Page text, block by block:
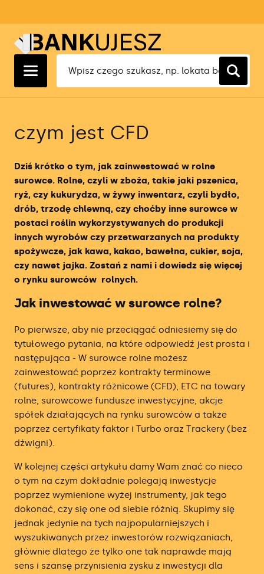
czym jest CFD
Dziś krótko o tym, jak zainwestować w rolne
surowce. Rolne, czyli w zboża, takie jaki pszenica,
ryż, czy kukurydza, w żywy inwentarz, czyli bydło,
drób, trzodę chlewną, czy choćby inne surowce w
postaci roślin wykorzystywanych do produkcji
innych wyrobów czy przetwarzanych na produkty
spożywcze, jak kawa, kakao, bawełna, cukier, soja,
czy nawet jajka. Zostań z nami i dowiedz się więcej
o rynku surowców rolnych.
Jak inwestować w surowce rolne?
Po pierwsze, aby nie przeciągać odniesiemy się do
tytułowego pytania, na które odpowiedź jest prosta i
następująca - W surowce rolne możesz
zainwestować poprzez kontrakty terminowe
(futures), kontrakty różnicowe (CFD), ETC na towary
rolne, surowcowe fundusze inwestycyjne, akcje
spółek działających na rynku surowców a także
poprzez certyfikaty faktor i Turbo oraz Trackery (bez
dźwigni).
W kolejnej części artykułu damy Wam znać co nieco
o tym na czym dokładnie polegają inwestycje
poprzez wymienione wyżej instrumenty, jak tego
dokonać, czy się one od siebie różnią. Skupimy się
jednak jedynie na tych najpopularniejszych i
wyszukiwanych przez inwestorów rozwiązaniach,
głównie dlatego że tylko one tak naprawde mają
sens i szansę przynisienia zysku z inwestycji dla
Ranking Lokat 1 Miesięcznych
Ranking Lokat 3 Miesięcznych
Ranking Lokat 12 Miesięcznych
Ranking Kredytów Hipotecznych
Ranking Kredytów Gotówkowych
Ranking Kart Kredytowych
Ranking Pożyczek Gotówkowych
Ranking Kont Osobistych
Ranking Kont Oszczędnościowych
Ranking Kont Maklerskich
Ranking Kont Dla Młodych
Ranking Kont Forex
Ranking Brokerów
Ranking brokerów ETF
Ranking Brokerów Zagranicznych
Ranking Oprocentowanych Kont
Inwestycyjnych
Ranking Brokerów Obligacji
Ranking Kantorów Internetowych
Ranking Kantorów Kryptowalut
Ranking Giełd Kryptowalut
Ranking Firm Prop Tradingowych
Ranking Kont Firmowych
Ranking Oszczędnościowych Kont
Firmowych
Ranking Aplikacji Księgowych
Ranking Terminali Płatniczych
Ranking Firm Faktoringowych
Ranking Faktoringu Cichego
Ranking Ubezpieczeń OC
Ranking Ubezpieczeń AC
Ranking Ubezpieczeń Na Życie